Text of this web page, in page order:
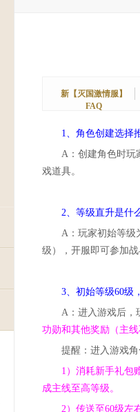
新【灭国激情服】
FAQ
1、角色创建选择
A：创建角色时玩
戏道具。
2、等级直升是什
A：玩家初始等级
级），开服即可参加
3、初始等级60级
A：进入游戏后，
功勋和其他奖励（主
提醒：进入游戏
1）消耗新手礼包
成主线至高等级。
2）传送至60级左